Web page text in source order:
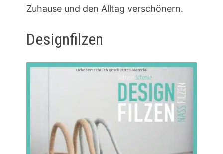
Zuhause und den Alltag verschönern.
Designfilzen